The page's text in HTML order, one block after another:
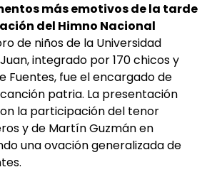
más emotivos de la tarde
del Himno Nacional
de niños de la Universidad
integrado por 170 chicos y
Fuentes, fue el encargado de
patria. La presentación
la participación del tenor
y de Martín Guzmán en
una ovación generalizada de